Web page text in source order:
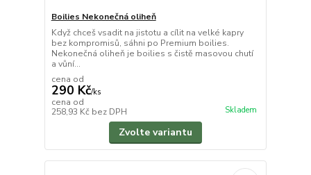
Boilies Nekonečná oliheň
Když chceš vsadit na jistotu a cílit na velké kapry
bez kompromisů, sáhni po Premium boilies.
Nekonečná oliheň je boilies s čistě masovou chutí
a vůní...
cena od
290 Kč/ks
cena od
258,93 Kč bez DPH Skladem
Zvolte variantu